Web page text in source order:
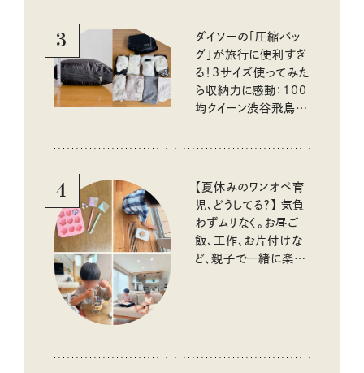
3
ダイソーの「圧縮バッ
グ」が旅行に便利すぎ
る！3サイズ使ってみた
ら収納力に感動：100
均クイーン渋谷飛鳥の
4
【夏休みのワンオペ育
児、どうしてる？】 気負
わずムリなく。お昼ご
飯、工作、お片付けな
ど、親子で一緒に楽し